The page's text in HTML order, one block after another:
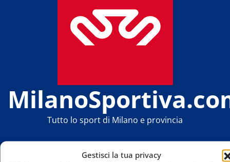
Gestisci la tua privacy
Tutto lo sport di Milano e provincia